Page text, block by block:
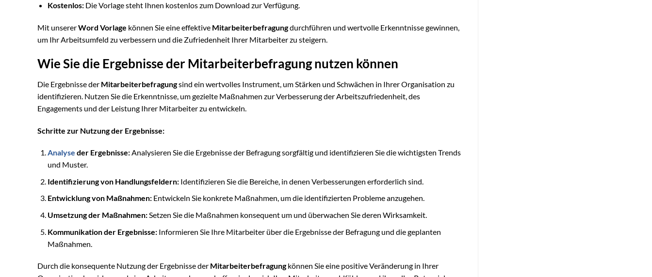
Kostenlos:Die Vorlage steht Ihnen kostenlos zum Download zur Verfügung.
Mit unsererWord Vorlage können Sie eine effektive Mitarbeiterbefragungdurchführen und wertvolle Erkenntnisse gewinnen,
um Ihr Arbeitsumfeld zu verbessern und die Zufriedenheit Ihrer Mitarbeiter zu steigern.
Wie Sie die Ergebnisse der Mitarbeiterbefragung nutzen können
Die Ergebnisse der Mitarbeiterbefragungsind ein wertvolles Instrument, um Stärken und Schwächen in Ihrer Organisation zu
identifizieren. Nutzen Sie die Erkenntnisse, um gezielte Maßnahmen zur Verbesserung der Arbeitszufriedenheit, des
Engagements und der Leistung Ihrer Mitarbeiter zu entwickeln.
Schritte zur Nutzung der Ergebnisse:
Analyse der Ergebnisse:Analysieren Sie die Ergebnisse der Befragung sorgfältig und identifizieren Sie die wichtigsten Trends
und Muster.
Identifizierung von Handlungsfeldern:Identifizieren Sie die Bereiche, in denen Verbesserungen erforderlich sind.
Entwicklung von Maßnahmen:Entwickeln Sie konkrete Maßnahmen, um die identifizierten Probleme anzugehen.
Umsetzung der Maßnahmen:Setzen Sie die Maßnahmen konsequent um und überwachen Sie deren Wirksamkeit.
Kommunikation der Ergebnisse:Informieren Sie Ihre Mitarbeiter über die Ergebnisse der Befragung und die geplanten
Maßnahmen.
Durch die konsequente Nutzung der Ergebnisse der Mitarbeiterbefragungkönnen Sie eine positive Veränderung in Ihrer